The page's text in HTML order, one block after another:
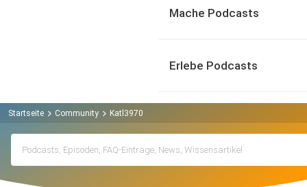
Mache Podcasts
Erlebe Podcasts
Startseite Community Katl3970